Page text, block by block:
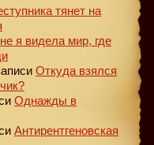
тянет на
я видела мир, где
Откуда взялся
Однажды в
Антирентгеновская